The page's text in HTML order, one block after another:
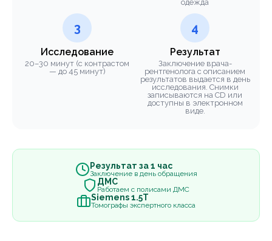
одежда
3
Исследование
20–30 минут (с контрастом
— до 45 минут)
4
Результат
Заключение врача-
рентгенолога с описанием
результатов выдается в день
исследования. Снимки
записываются на CD или
доступны в электронном
виде.
Результат за 1 час
Заключение в день обращения
ДМС
Работаем с полисами ДМС
Siemens 1.5Т
Томографы экспертного класса